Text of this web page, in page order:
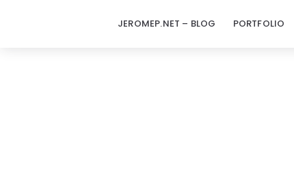
JEROMEP.NET – BLOG PORTFOLIO